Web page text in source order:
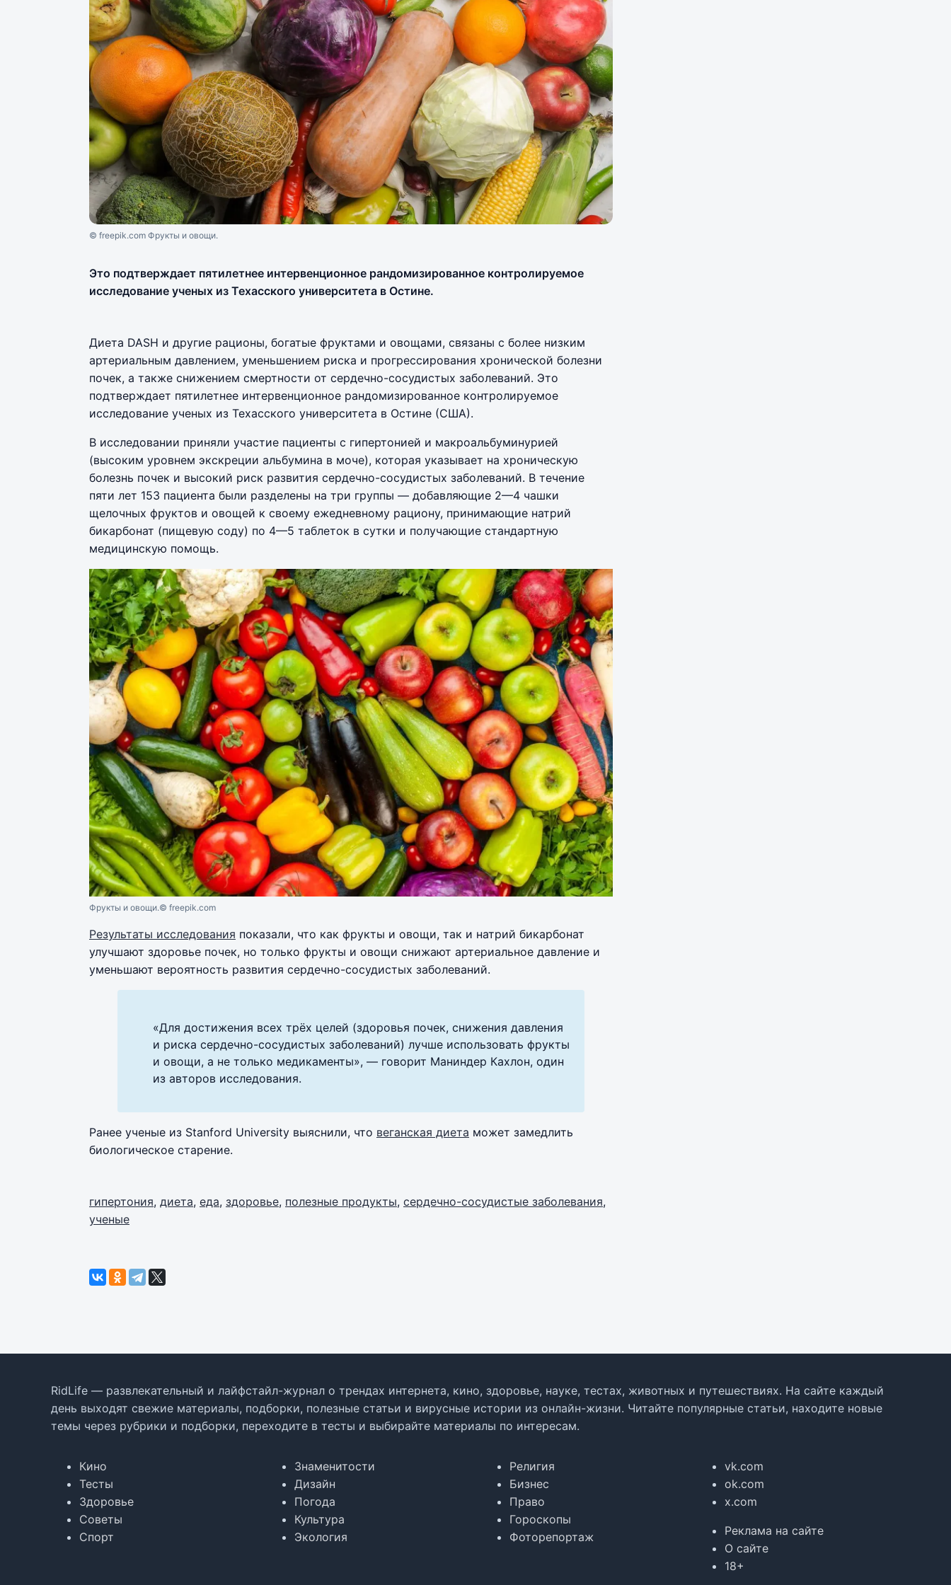
© freepik.com Фрукты и овощи.
Это подтверждает пятилетнее интервенционное рандомизированное контролируемое
исследование ученых из Техасского университета в Остине.
Диета DASH и другие рационы, богатые фруктами и овощами, связаны с более низким
артериальным давлением, уменьшением риска и прогрессирования хронической болезни
почек, а также снижением смертности от сердечно-сосудистых заболеваний. Это
подтверждает пятилетнее интервенционное рандомизированное контролируемое
исследование ученых из Техасского университета в Остине (США).
В исследовании приняли участие пациенты с гипертонией и макроальбуминурией
(высоким уровнем экскреции альбумина в моче), которая указывает на хроническую
болезнь почек и высокий риск развития сердечно-сосудистых заболеваний. В течение
пяти лет 153 пациента были разделены на три группы — добавляющие 2—4 чашки
щелочных фруктов и овощей к своему ежедневному рациону, принимающие натрий
бикарбонат (пищевую соду) по 4—5 таблеток в сутки и получающие стандартную
медицинскую помощь.
Фрукты и овощи.© freepik.com
Результаты исследования показали, что как фрукты и овощи, так и натрий бикарбонат
улучшают здоровье почек, но только фрукты и овощи снижают артериальное давление и
уменьшают вероятность развития сердечно-сосудистых заболеваний.
«Для достижения всех трёх целей (здоровья почек, снижения давления
и риска сердечно-сосудистых заболеваний) лучше использовать фрукты
и овощи, а не только медикаменты», — говорит Маниндер Кахлон, один
из авторов исследования.
Ранее ученые из Stanford University выяснили, что веганская диета может замедлить
биологическое старение.
гипертония, диета, еда, здоровье, полезные продукты, сердечно-сосудистые заболевания,
ученые
RidLife — развлекательный и лайфстайл-журнал о трендах интернета, кино, здоровье, науке, тестах, животных и путешествиях. На сайте каждый
день выходят свежие материалы, подборки, полезные статьи и вирусные истории из онлайн-жизни. Читайте популярные статьи, находите новые
темы через рубрики и подборки, переходите в тесты и выбирайте материалы по интересам.
Кино
Тесты
Здоровье
Советы
Спорт
Знаменитости
Дизайн
Погода
Культура
Экология
Религия
Бизнес
Право
Гороскопы
Фоторепортаж
vk.com
ok.com
x.com
Реклама на сайте
О сайте
18+